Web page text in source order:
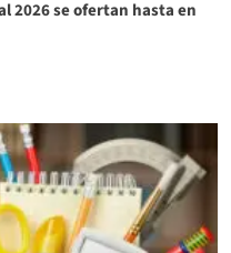
2026 se ofertan hasta en